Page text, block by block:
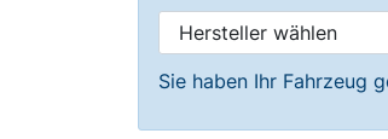
Sie haben Ihr Fahrzeug